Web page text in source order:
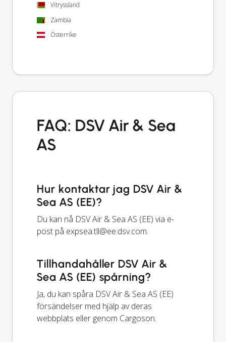
Vitryssland
Zambia
Österrike
FAQ: DSV Air & Sea
AS
Hur kontaktar jag DSV Air &
Sea AS (EE)?
Du kan nå DSV Air & Sea AS (EE) via e-
post på expsea.tll@ee.dsv.com.
Tillhandahåller DSV Air &
Sea AS (EE) spårning?
Ja, du kan spåra DSV Air & Sea AS (EE)
försändelser med hjälp av deras
webbplats eller genom Cargoson.